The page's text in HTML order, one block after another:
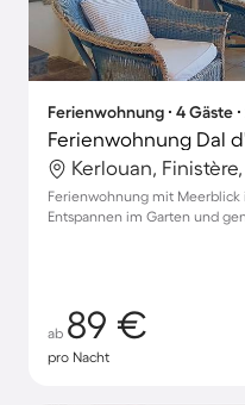
Ferienwohnung ∙ 4 Gäste
Ferienwohnung Dal
Kerlouan,
Ferienwohnung mit Meerblick
Entspannen im Garten und
ab 89 €
pro Nacht